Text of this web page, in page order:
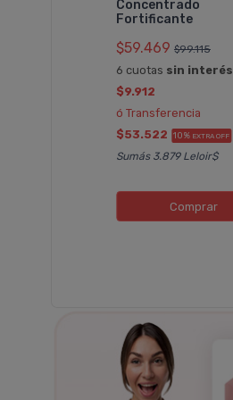
Concentrado
Fortificante
$59.469 $99.115
6 cuotas sin interés
$9.912
ó Transferencia
$53.522 10% EXTRA OFF
Sumás 3.879 Leloir$
Comprar